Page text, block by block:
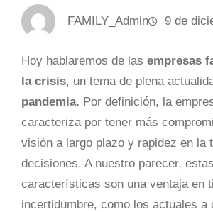
FAMILY_Admin 9 de
Hoy hablaremos de las empresas
la crisis, un tema de plena
pandemia. Por definición, la
caracteriza por tener más
visión a largo plazo y rapidez en la
decisiones. A nuestro parecer, estas
características son una ventaja en
incertidumbre, como los actuales a